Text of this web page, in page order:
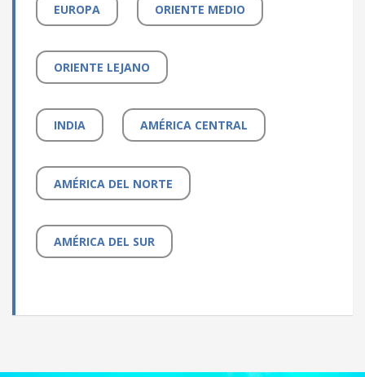
EUROPA ORIENTE MEDIO
ORIENTE LEJANO
INDIA AMÉRICA CENTRAL
AMÉRICA DEL NORTE
AMÉRICA DEL SUR